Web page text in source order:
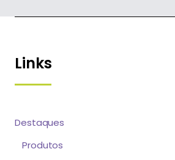
Links
Destaques
Produtos